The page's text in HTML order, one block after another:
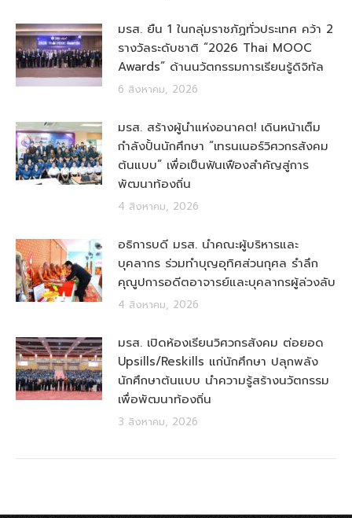
มรส. ยืน 1 ในกลุ่มราชภัฏทั่วประเทศ คว้า 2
รางวัลระดับชาติ “2026 Thai MOOC
Awards” ด้านนวัตกรรมการเรียนรู้ดิจิทัล
6 สิงหาคม, 2026
มรส. สร้างผู้นำแห่งอนาคต! เดินหน้าเต็ม
กำลังปั้นนักศึกษา “เทรนเนอร์วิศวกรสังคม
ต้นแบบ” เพื่อเป็นฟันเฟืองสำคัญสู่การ
พัฒนาท้องถิ่น
4 สิงหาคม, 2026
อธิการบดี มรส. นำคณะผู้บริหารและ
บุคลากร ร่วมทำบุญอุทิศส่วนกุศล รำลึก
คุณูปการอดีตอาจารย์และบุคลากรผู้ล่วงลับ
4 สิงหาคม, 2026
มรส. เปิดห้องเรียนวิศวกรสังคม ต่อยอด
Upsills/Reskills แก่นักศึกษา ปลุกพลัง
นักศึกษาต้นแบบ นำความรู้สร้างนวัตกรรม
เพื่อพัฒนาท้องถิ่น
3 สิงหาคม, 2026